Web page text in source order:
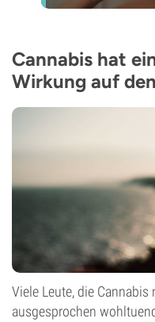
Cannabis hat
Wirkung auf
Viele Leute, die Cannabis
ausgesprochen